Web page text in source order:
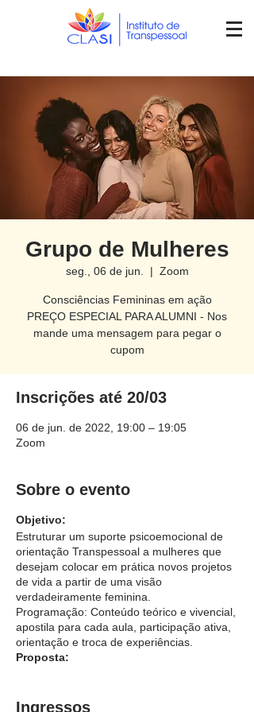
Grupo de Mulheres
seg., 06 de jun.
  |
Zoom
Consciências Femininas em ação
PREÇO ESPECIAL PARA ALUMNI - Nos
mande uma mensagem para pegar o
cupom
Inscrições até 20/03
06 de jun. de 2022, 19:00 – 19:05
Zoom
Sobre o evento
Objetivo:
Estruturar um suporte psicoemocional de
orientação Transpessoal a mulheres que
desejam colocar em prática novos projetos
de vida a partir de uma visão
verdadeiramente feminina.
Programação: Conteúdo teórico e vivencial,
apostila para cada aula, participação ativa,
orientação e troca de experiências.
Proposta:
memórias ancestrais
Ingressos